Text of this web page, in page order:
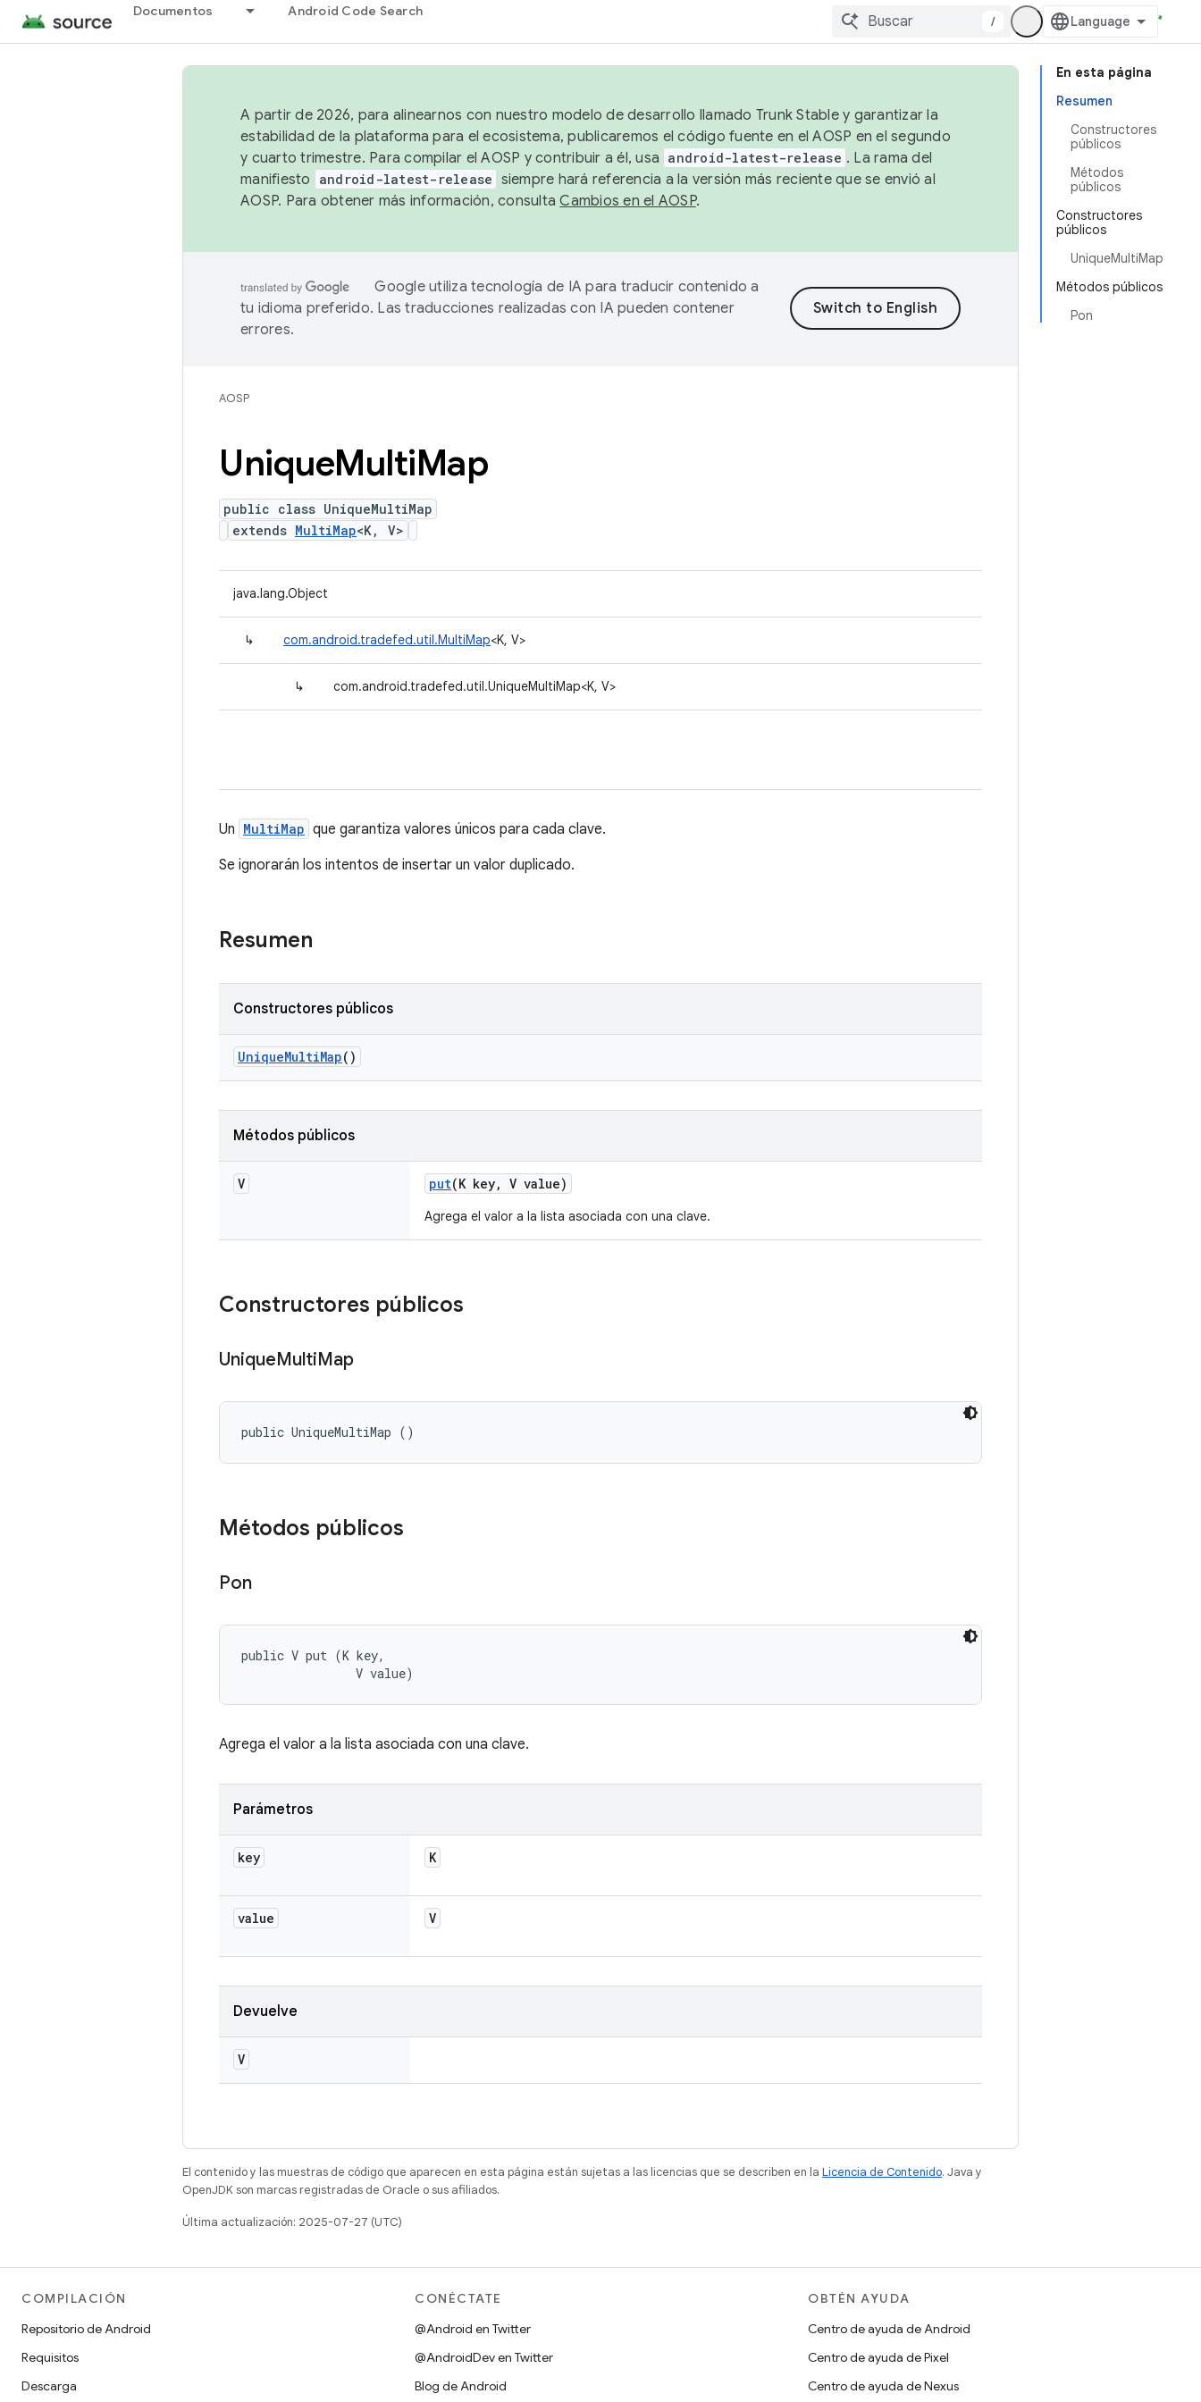
Documentos Android Code Search
/
En esta página
Resumen
Constructores
públicos
Métodos
públicos
Constructores
públicos
UniqueMultiMap
Métodos públicos
Pon
A partir de 2026, para alinearnos con nuestro modelo de desarrollo llamado Trunk Stable y garantizar la
estabilidad de la plataforma para el ecosistema, publicaremos el código fuente en el AOSP en el segundo
y cuarto trimestre. Para compilar el AOSP y contribuir a él, usa android-latest-release . La rama del
manifiesto
android-latest-release siempre hará referencia a la versión más reciente que se envió al
AOSP. Para obtener más información, consultaCambios en el AOSP.
Google utiliza tecnología de IA para traducir contenido a
tu idioma preferido. Las traducciones realizadas con IA pueden contener
errores.
AOSP
UniqueMultiMap
public class UniqueMultiMap
extends MultiMap<K, V>
java.lang.Object
↳ com.android.tradefed.util.MultiMap<K, V>
↳ com.android.tradefed.util.UniqueMultiMap<K, V>
Un MultiMap que garantiza valores únicos para cada clave.
Se ignorarán los intentos de insertar un valor duplicado.
Resumen
Constructores públicos
UniqueMultiMap()
Métodos públicos
V put(K key, V value)
Agrega el valor a la lista asociada con una clave.
Constructores públicos
UniqueMultiMap
public UniqueMultiMap ()
Métodos públicos
Pon
public V put (K key,
                V value)
Agrega el valor a la lista asociada con una clave.
Parámetros
key K
value V
Devuelve
V
El contenido y las muestras de código que aparecen en esta página están sujetas a las licencias que se describen en la Licencia de Contenido. Java y
OpenJDK son marcas registradas de Oracle o sus afiliados.
Última actualización: 2025-07-27 (UTC)
COMPILACIÓN
Repositorio de Android
Requisitos
Descarga
CONÉCTATE
@Android en Twitter
@AndroidDev en Twitter
Blog de Android
OBTÉN AYUDA
Centro de ayuda de Android
Centro de ayuda de Pixel
Centro de ayuda de Nexus